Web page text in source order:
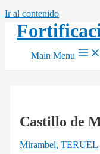
Ir al contenido
Main Menu
Castillo de
Mirambel,TERUEL